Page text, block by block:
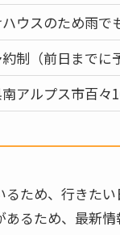
ウスのため雨で
制（前日までに
アルプス市百々
ため、行きた
るため、最新